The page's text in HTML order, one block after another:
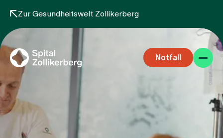
Zur Gesundheitswelt Zollikerberg
Notfall